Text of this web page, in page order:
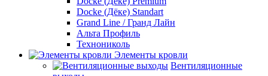
Docke (Дёке) Standart
Grand Line / Гранд Лайн
Альта Профиль
Технониколь
Элементы кровли
Вентиляционные